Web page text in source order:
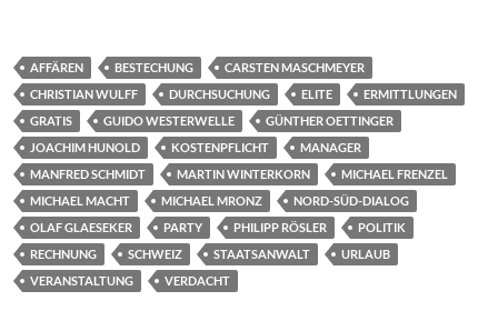
AFFÄREN BESTECHUNG
CARSTEN MASCHMEYER
CHRISTIAN WULFF
DURCHSUCHUNG ELITE
ERMITTLUNGEN
GRATIS
GUIDO WESTERWELLE
GÜNTHER OETTINGER
JOACHIM HUNOLD
KOSTENPFLICHT
MANAGER
MANFRED SCHMIDT
MARTIN WINTERKORN
MICHAEL FRENZEL
MICHAEL MACHT
MICHAEL MRONZ
NORD-SÜD-DIALOG
OLAF GLAESEKER
PARTY PHILIPP RÖSLER
POLITIK
RECHNUNG
SCHWEIZ STAATSANWALT
URLAUB
VERANSTALTUNG
VERDACHT